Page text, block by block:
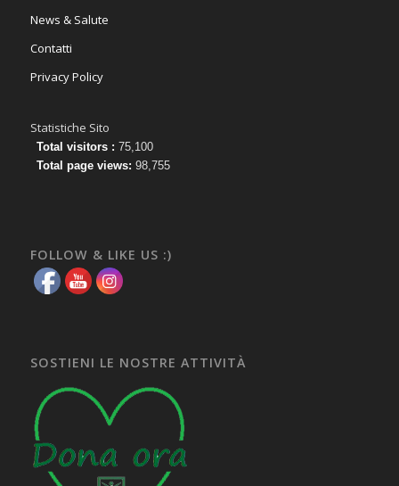
News & Salute
Contatti
Privacy Policy
Statistiche Sito
Total visitors : 75,100
Total page views: 98,755
FOLLOW & LIKE US :)
SOSTIENI LE NOSTRE ATTIVITÀ